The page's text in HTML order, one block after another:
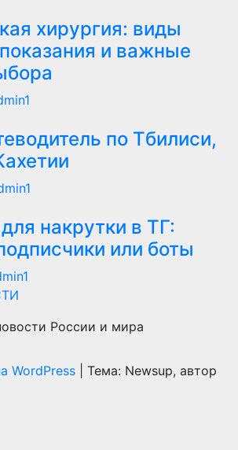
хирургия: виды
и важные
по Тбилиси,
накрутки в ТГ:
или боты
России и мира
WordPress
Тема: Newsup, автор